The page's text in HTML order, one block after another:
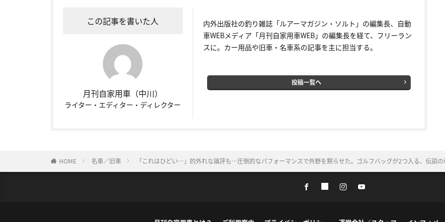
この記事を書いた人
月刊自家用車（中川）
ライター・エディター・ディレクター
内外出版社の釣り雑誌「ルアーマガジン・ソルト」の編集長、自動
車WEBメディア「月刊自家用車WEB」の編集長を経て、フリーラン
スに。カー用品や旧車・名車系の記事を主に担当する。
投稿一覧へ
HOME 名車／旧車 「これはひどい…」的外れな論評も…圧倒的なパフォーマンスで外野を黙らせた。ゴルフバッグが2つ入る、伝説の